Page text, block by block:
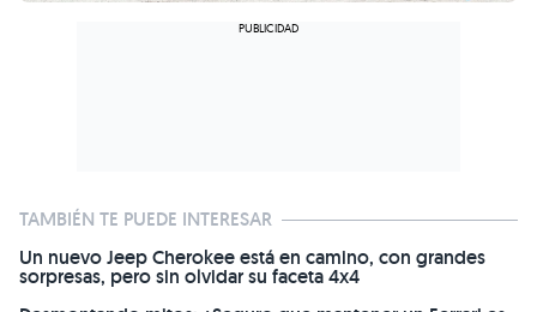
TAMBIÉN TE PUEDE INTERESAR
Un nuevo Jeep Cherokee está en camino, con grandes
sorpresas, pero sin olvidar su faceta 4x4